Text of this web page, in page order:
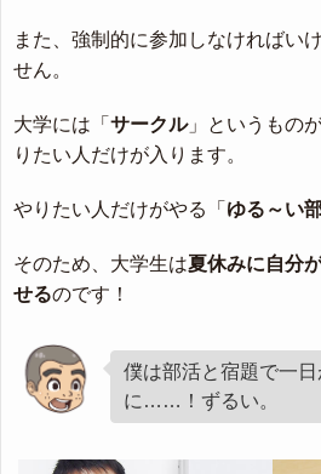
また、強制的に参加しなければい
せん。
大学には「 サークル」というもの
りたい人だけが入ります。
やりたい人だけがやる「 ゆる～い
そのため、大学生は夏休みに自分
せるのです！
僕は部活と宿題で一
に……！ずるい。